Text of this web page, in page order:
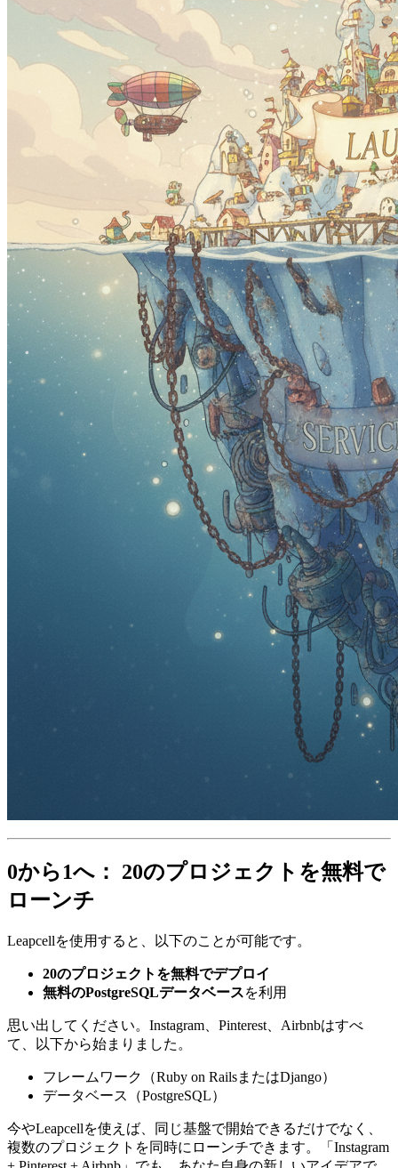
0から1へ： 20のプロジェクトを無料で
ローンチ
Leapcellを使用すると、以下のことが可能です。
20のプロジェクトを無料でデプロイ
無料のPostgreSQLデータベースを利用
思い出してください。Instagram、Pinterest、Airbnbはすべ
て、以下から始まりました。
フレームワーク（Ruby on RailsまたはDjango）
データベース（PostgreSQL）
今やLeapcellを使えば、同じ基盤で開始できるだけでなく、
複数のプロジェクトを同時にローンチできます。「Instagram